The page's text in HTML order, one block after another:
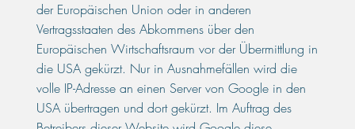
der Europäischen Union oder in anderen
Vertragsstaaten des Abkommens über den
Europäischen Wirtschaftsraum vor der Übermittlung in
die USA gekürzt. Nur in Ausnahmefällen wird die
volle IP-Adresse an einen Server von Google in den
USA übertragen und dort gekürzt. Im Auftrag des